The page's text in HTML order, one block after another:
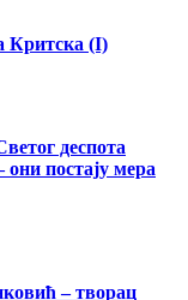
Критска (I)
деспота
постају мера
– творац